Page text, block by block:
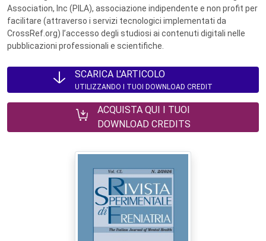
Association, Inc (PILA), associazione indipendente e non profit per
facilitare (attraverso i servizi tecnologici implementati da
CrossRef.org) l’accesso degli studiosi ai contenuti digitali nelle
pubblicazioni professionali e scientifiche.
SCARICA L'ARTICOLO
UTILIZZANDO I TUOI DOWNLOAD CREDIT
ACQUISTA QUI I TUOI
DOWNLOAD CREDITS